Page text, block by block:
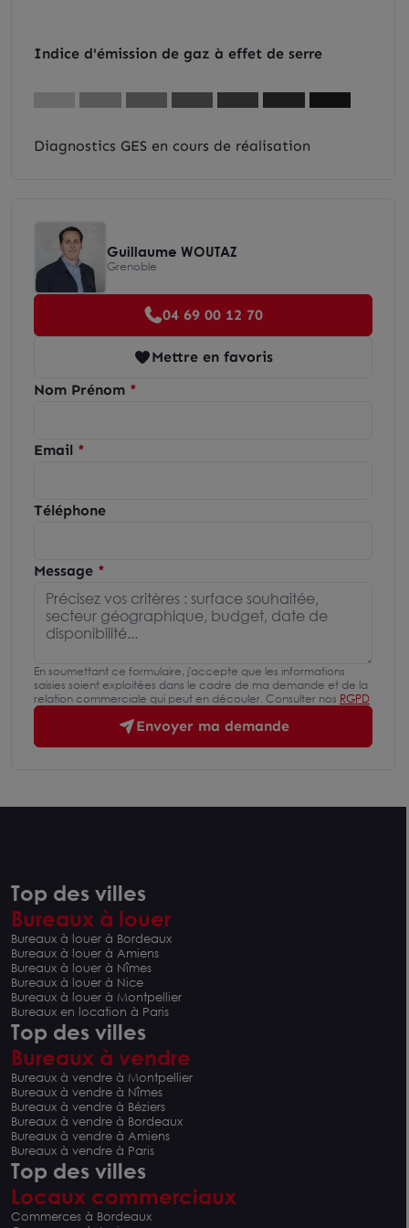
Indice d'émission de gaz à effet de serre
Diagnostics GES en cours de réalisation
Guillaume WOUTAZ
Grenoble
04 69 00 12 70
Mettre en favoris
Nom Prénom
Email
Téléphone
Message
En soumettant ce formulaire, j'accepte que les informations
saisies soient exploitées dans le cadre de ma demande et de la
relation commerciale qui peut en découler. Consulter nos RGPD
Envoyer ma demande
Top des villes
Bureaux à louer
Bureaux à louer à Bordeaux
Bureaux à louer à Amiens
Bureaux à louer à Nîmes
Bureaux à louer à Nice
Bureaux à louer à Montpellier
Bureaux en location à Paris
Top des villes
Bureaux à vendre
Bureaux à vendre à Montpellier
Bureaux à vendre à Nîmes
Bureaux à vendre à Béziers
Bureaux à vendre à Bordeaux
Bureaux à vendre à Amiens
Bureaux à vendre à Paris
Top des villes
Locaux commerciaux
Commerces à Bordeaux